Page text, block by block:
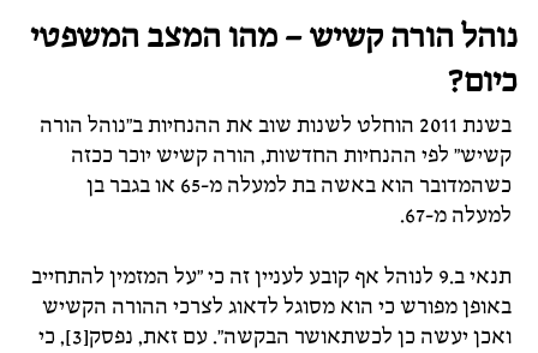
נוהל הורה קשיש – מהו המצב המשפטי
כיום?
בשנת 2011 הוחלט לשנות שוב את ההנחיות ב"נוהל הורה
קשיש" לפי ההנחיות החדשות, הורה קשיש יוכר ככזה
כשהמדובר הוא באשה בת למעלה מ-65 או בגבר בן
למעלה מ-67.
תנאי ב.9 לנוהל אף קובע לעניין זה כי "על המזמין להתחייב
באופן מפורש כי הוא מסוגל לדאוג לצרכי ההורה הקשיש
ואכן יעשה כן לכשתאושר הבקשה". עם זאת, נפסק[3], כי